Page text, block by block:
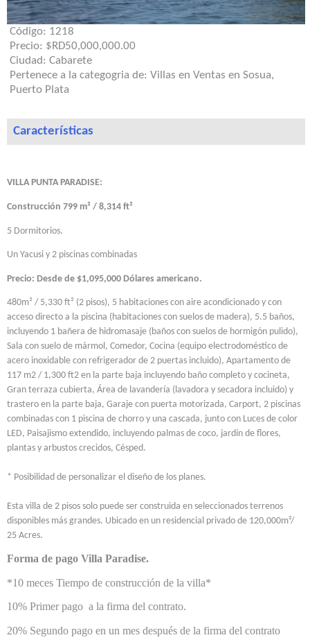
Código: 1218
Precio: $RD50,000,000.00
Ciudad:Cabarete
Pertenece a la categogria de:Villas en Ventas en Sosua,
Puerto Plata
Características
VILLA PUNTA PARADISE:
Construcción799 m² /8,314 ft²
5 Dormitorios.
Un Yacusi y 2 piscinas combinadas
Precio: Desde de $1,095,000 Dólares americano.
480m² / 5,330 ft² (2 pisos), 5 habitaciones con aire acondicionado y con
acceso directo a la piscina (habitaciones con suelos de madera), 5.5 baños,
incluyendo 1 bañera de hidromasaje (baños con suelos de hormigón pulido),
Sala con suelo de mármol, Comedor, Cocina (equipo electrodoméstico de
acero inoxidable con refrigerador de 2 puertas incluido), Apartamento de
117 m2 / 1,300 ft2 en la parte baja incluyendo baño completo y cocineta,
Gran terraza cubierta, Área de lavandería (lavadora y secadora incluido) y
trastero en la parte baja, Garaje con puerta motorizada, Carport, 2 piscinas
combinadas con 1 piscina de chorro y una cascada, junto con Luces de color
LED, Paisajismo extendido, incluyendo palmas de coco, jardín de flores,
plantas y arbustos crecidos, Césped.
* Posibilidad de personalizar el diseño de los planes.
Esta villa de 2 pisos solo puede ser construida en seleccionados terrenos
disponibles más grandes. Ubicado en un residencial privado de 120,000m²/
25 Acres.
Forma de pago Villa Paradise.
*10 meces Tiempo de construcción de la villa*
10% Primer pago a la firma del contrato.
20% Segundo pago en un mes después de la firma del contrato